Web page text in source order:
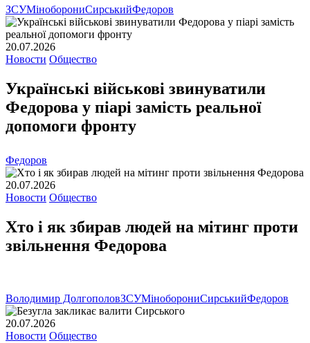
ЗСУМіноборониСирськийФедоров
20.07.2026
Новости Общество
Українські військові звинуватили
Федорова у піарі замість реальної
допомоги фронту
Федоров
20.07.2026
Новости Общество
Хто і як збирав людей на мітинг проти
звільнення Федорова
Володимир ДолгополовЗСУМіноборониСирськийФедоров
20.07.2026
Новости Общество